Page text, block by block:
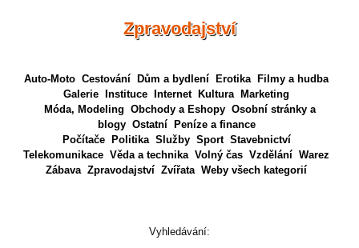
Zpravodajství
Auto-Moto Cestování Dům a bydlení Erotika
Filmy a hudba
Galerie
Instituce Internet Kultura
Marketing
Móda, Modeling Obchody a Eshopy Osobní stránky a
blogy Ostatní
Peníze a finance
Počítače
Politika Služby Sport Stavebnictví
Telekomunikace Věda a technika Volný čas Vzdělání Warez
Zábava Zpravodajství Zvířata Weby všech kategorií
Vyhledávání: